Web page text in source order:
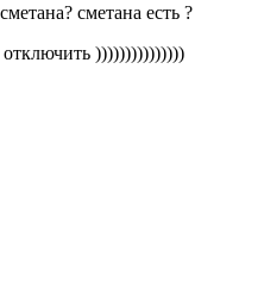
сметана есть ?
)))))))))))))))